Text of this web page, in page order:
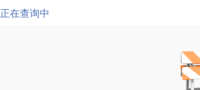
正在查询中